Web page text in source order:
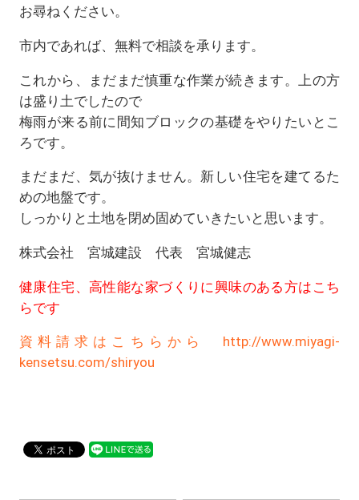
お尋ねください。
市内であれば、無料で相談を承ります。
これから、まだまだ慎重な作業が続きます。上の方
は盛り土でしたので
梅雨が来る前に間知ブロックの基礎をやりたいとこ
ろです。
まだまだ、気が抜けません。新しい住宅を建てるた
めの地盤です。
しっかりと土地を閉め固めていきたいと思います。
株式会社 宮城建設 代表 宮城健志
健康住宅、高性能な家づくりに興味のある方はこち
らです
資料請求はこちらから http://www.miyagi-
kensetsu.com/shiryou